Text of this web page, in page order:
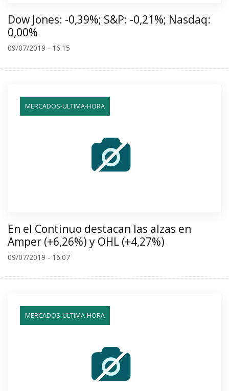
Dow Jones: -0,39%; S&P: -0,21%; Nasdaq:
0,00%
09/07/2019 - 16:15
MERCADOS-ULTIMA-HORA
En el Continuo destacan las alzas en
Amper (+6,26%) y OHL (+4,27%)
09/07/2019 - 16:07
MERCADOS-ULTIMA-HORA